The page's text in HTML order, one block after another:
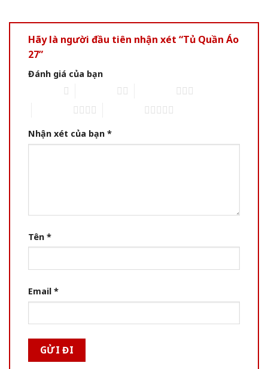
Hãy là người đầu tiên nhận xét “Tủ Quần Áo
27”
Đánh giá của bạn
Nhận xét của bạn *
Tên *
Email *